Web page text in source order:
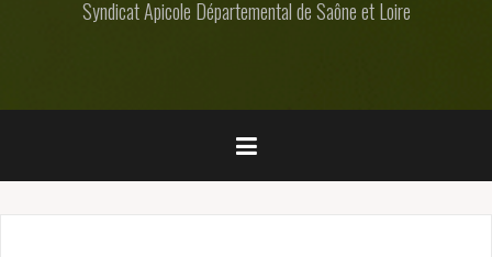
Syndicat Apicole Départemental de Saône et Loire